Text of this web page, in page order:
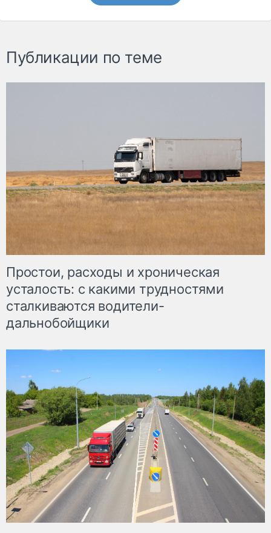
Публикации по теме
Простои, расходы и хроническая
усталость: с какими трудностями
сталкиваются водители-
дальнобойщики